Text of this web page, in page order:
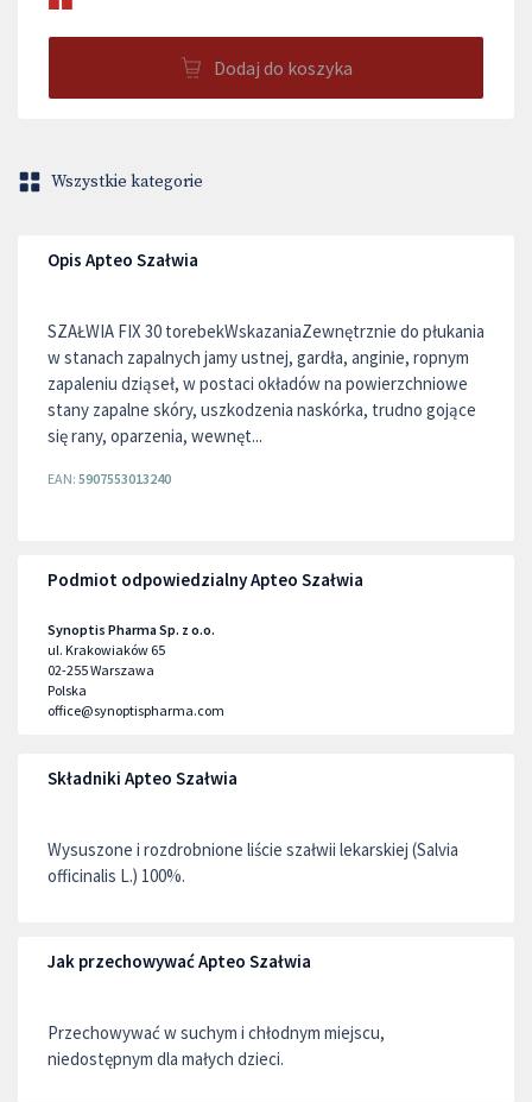
Dodaj do koszyka
Wszystkie kategorie
Opis Apteo Szałwia
SZAŁWIA FIX 30 torebekWskazaniaZewnętrznie do płukania
w stanach zapalnych jamy ustnej, gardła, anginie, ropnym
zapaleniu dziąseł, w postaci okładów na powierzchniowe
stany zapalne skóry, uszkodzenia naskórka, trudno gojące
się rany, oparzenia, wewnęt...
EAN: 5907553013240
Podmiot odpowiedzialny Apteo Szałwia
Synoptis Pharma Sp. z o.o.
ul. Krakowiaków 65
02-255Warszawa
Polska
office@synoptispharma.com
Składniki Apteo Szałwia
Wysuszone i rozdrobnione liście szałwii lekarskiej (Salvia
officinalis L.) 100%.
Jak przechowywać Apteo Szałwia
Przechowywać w suchym i chłodnym miejscu,
niedostępnym dla małych dzieci.